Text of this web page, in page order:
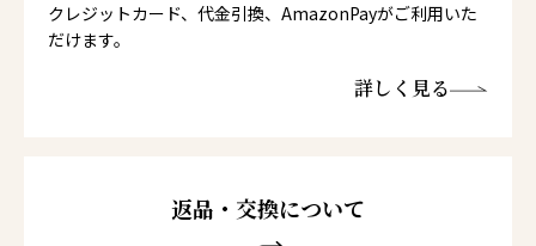
クレジットカード、代金引換、AmazonPayがご利用いた
だけます。
詳しく見る
返品・交換について